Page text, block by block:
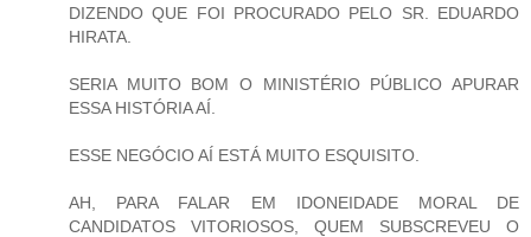
DIZENDO QUE FOI PROCURADO PELO SR. EDUARDO
HIRATA.
SERIA MUITO BOM O MINISTÉRIO PÚBLICO APURAR
ESSA HISTÓRIA AÍ.
ESSE NEGÓCIO AÍ ESTÁ MUITO ESQUISITO.
AH, PARA FALAR EM IDONEIDADE MORAL DE
CANDIDATOS VITORIOSOS, QUEM SUBSCREVEU O